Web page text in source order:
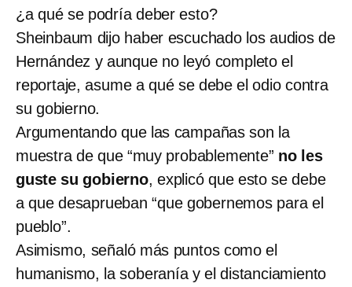
¿a qué se podría deber esto?
Sheinbaum dijo haber escuchado los audios de
Hernández y aunque no leyó completo el
reportaje, asume a qué se debe el odio contra
su gobierno.
Argumentando que las campañas son la
muestra de que “muy probablemente” no les
guste su gobierno, explicó que esto se debe
a que desaprueban “que gobernemos para el
pueblo”.
Asimismo, señaló más puntos como el
humanismo, la soberanía y el distanciamiento